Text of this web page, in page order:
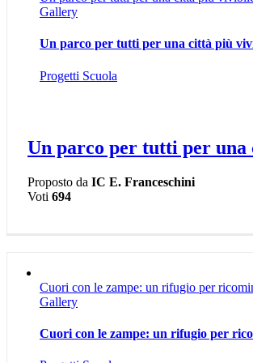
Gallery
Un parco per tutti per una città più
Progetti Scuola
Un parco per tutti per
Proposto da IC E. Franceschini
Voti 694
Cuori con le zampe: un rifugio per
Gallery
Cuori con le zampe: un rifugio per